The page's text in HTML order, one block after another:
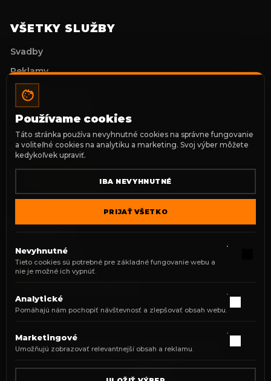
VŠETKY SLUŽBY
Svadby
Reklamy
Stužkové slávnosti
Prvé sväté prijímanie
Portréty
Klipy
TVORBA WEBOV
KONTAKT
office@p3p.sk
+421 915 033 217
©2026p3P production. Všetky práva vyhradené.
Zásady ochrany osobných údajov
Používame cookies
Táto stránka používa nevyhnutné cookies na správne fungovanie
a voliteľné cookies na analytiku a marketing. Svoj výber môžete
kedykoľvek upraviť.
IBA NEVYHNUTNÉ
PRIJAŤ VŠETKO
Nevyhnutné
Tieto cookies sú potrebné pre základné fungovanie webu a
nie je možné ich vypnúť.
Analytické
Pomáhajú nám pochopiť návštevnosť a zlepšovať obsah webu.
Marketingové
Umožňujú zobrazovať relevantnejší obsah a reklamu.